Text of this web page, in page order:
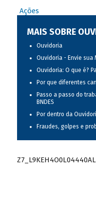
Ações
MAIS SOBRE
Ouvidoria
Ouvidoria - Envie sua
Ouvidoria: O que é?
Por que diferentes
Passo a passo do
BNDES
Por dentro da
Fraudes, golpes e